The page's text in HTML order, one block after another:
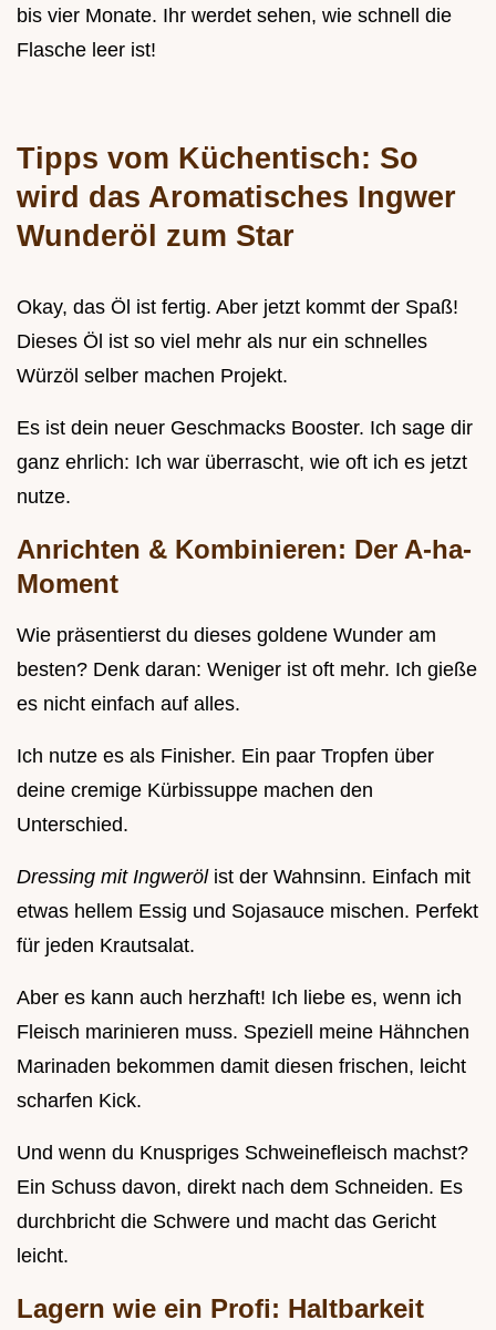
bis vier Monate. Ihr werdet sehen, wie schnell die
Flasche leer ist!
Tipps vom Küchentisch: So
wird das Aromatisches Ingwer
Wunderöl zum Star
Okay, das Öl ist fertig. Aber jetzt kommt der Spaß!
Dieses Öl ist so viel mehr als nur ein schnelles
Würzöl selber machen Projekt.
Es ist dein neuer Geschmacks Booster. Ich sage dir
ganz ehrlich: Ich war überrascht, wie oft ich es jetzt
nutze.
Anrichten & Kombinieren: Der A-ha-
Moment
Wie präsentierst du dieses goldene Wunder am
besten? Denk daran: Weniger ist oft mehr. Ich gieße
es nicht einfach auf alles.
Ich nutze es als Finisher. Ein paar Tropfen über
deine cremige Kürbissuppe machen den
Unterschied.
Dressing mit Ingweröl ist der Wahnsinn. Einfach mit
etwas hellem Essig und Sojasauce mischen. Perfekt
für jeden Krautsalat.
Aber es kann auch herzhaft! Ich liebe es, wenn ich
Fleisch marinieren muss. Speziell meine Hähnchen
Marinaden bekommen damit diesen frischen, leicht
scharfen Kick.
Und wenn du Knuspriges Schweinefleisch machst?
Ein Schuss davon, direkt nach dem Schneiden. Es
durchbricht die Schwere und macht das Gericht
leicht.
Lagern wie ein Profi: Haltbarkeit